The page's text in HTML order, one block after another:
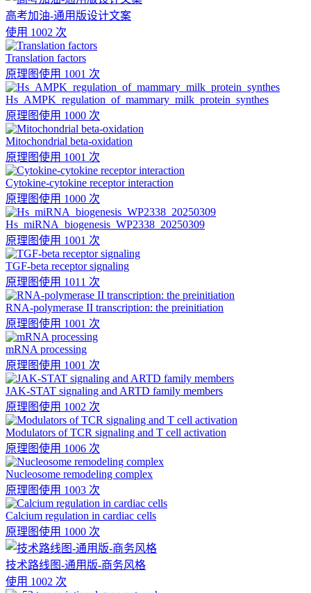
高考加油-通用版设计文案
使用 1002 次
Translation factors
原理图使用 1001 次
Hs_AMPK_regulation_of_mammary_milk_protein_synthes
原理图使用 1000 次
Mitochondrial beta-oxidation
原理图使用 1001 次
Cytokine-cytokine receptor interaction
原理图使用 1000 次
Hs_miRNA_biogenesis_WP2338_20250309
原理图使用 1001 次
TGF-beta receptor signaling
原理图使用 1011 次
RNA-polymerase II transcription: the preinitiation
原理图使用 1001 次
mRNA processing
原理图使用 1001 次
JAK-STAT signaling and ARTD family members
原理图使用 1002 次
Modulators of TCR signaling and T cell activation
原理图使用 1006 次
Nucleosome remodeling complex
原理图使用 1003 次
Calcium regulation in cardiac cells
原理图使用 1000 次
技术路线图-通用版-商务风格
使用 1002 次